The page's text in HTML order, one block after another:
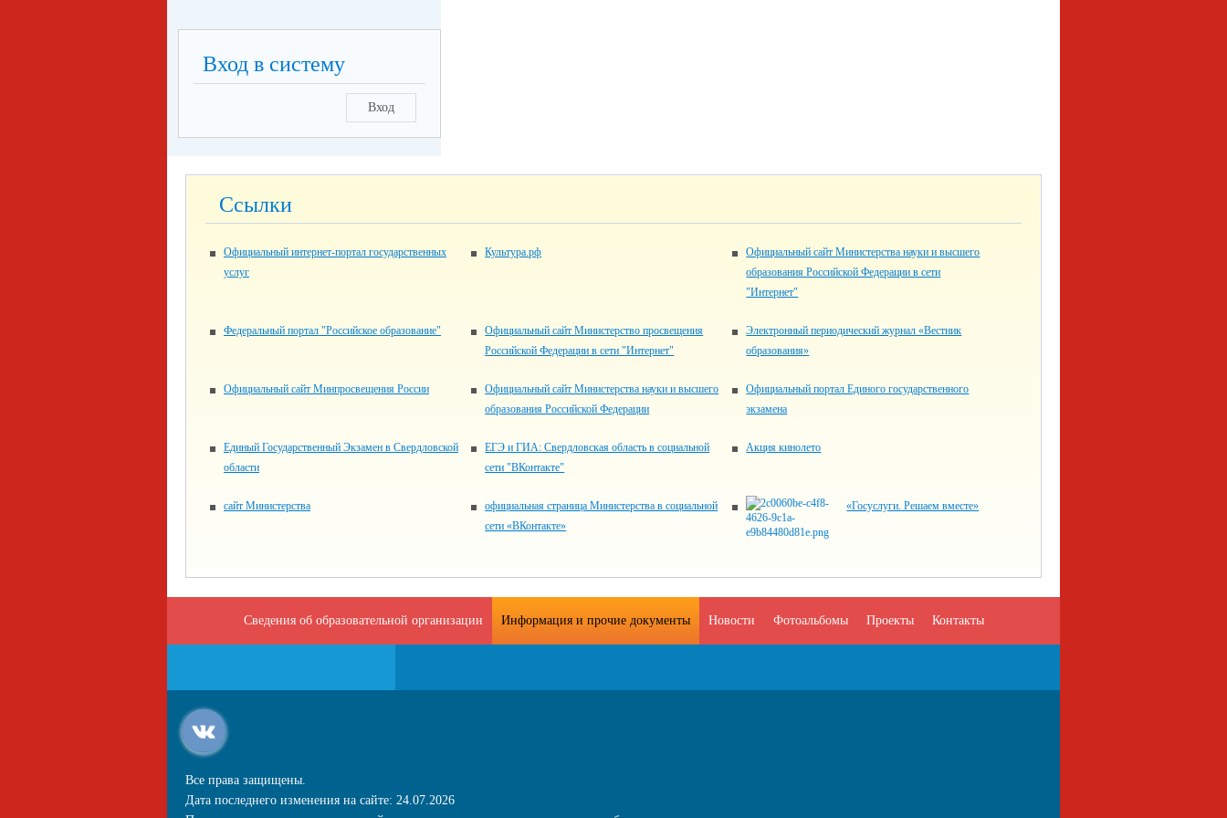
Вход в систему
Вход
Ссылки
Официальный интернет-портал государственных
услуг
Культура.рф
Официальный сайт Министерства науки и высшего
образования Российской Федерации в сети
"Интернет"
Федеральный портал "Российское образование"
Официальный сайт Министерство просвещения
Российской Федерации в сети "Интернет"
Электронный периодический журнал «Вестник
образования»
Официальный сайт Минпросвещения России
Официальный сайт Министерства науки и высшего
образования Российской Федерации
Официальный портал Единого государственного
экзамена
Единый Государственный Экзамен в Свердловской
области
ЕГЭ и ГИА: Свердловская область в социальной
сети "ВКонтакте"
Акция кинолето
сайт Министерства
официальная страница Министерства в социальной
сети «ВКонтакте»
«Госуслуги. Решаем вместе»
Сведения об образовательной организации Информация и прочие документы Новости Фотоальбомы Проекты Контакты
Все права защищены.
Дата последнего изменения на сайте: 24.07.2026